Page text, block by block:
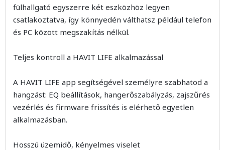
fülhallgató egyszerre két eszközhöz legyen
csatlakoztatva, így könnyedén válthatsz például telefon
és PC között megszakítás nélkül.
Teljes kontroll a HAVIT LIFE alkalmazással
A HAVIT LIFE app segítségével személyre szabhatod a
hangzást: EQ beállítások, hangerőszabályzás, zajszűrés
vezérlés és firmware frissítés is elérhető egyetlen
alkalmazásban.
Hosszú üzemidő, kényelmes viselet